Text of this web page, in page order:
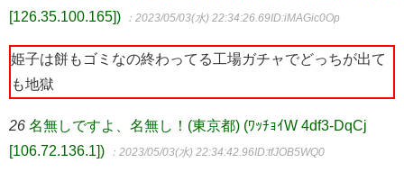
[126.35.100.165])
：2023/05/03(水) 22:34:26.69ID:iMAGic0Op
姫子は餅もゴミなの終わってる工場ガチャでどっちが出て
も地獄
26 名無しですよ、名無し！(東京都) (ﾜｯﾁｮｲW 4df3-DqCj
[106.72.136.1])
：2023/05/03(水) 22:34:42.96ID:tfJOB5WQ0